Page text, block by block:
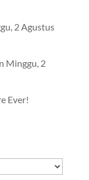
2 Agustus
Minggu, 2
Ever!